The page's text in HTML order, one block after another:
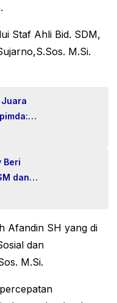
Staf Ahli Bid. SDM,
M.Si.
Juara
Beri
dan
Afandin SH yang di
dan
M.Si.